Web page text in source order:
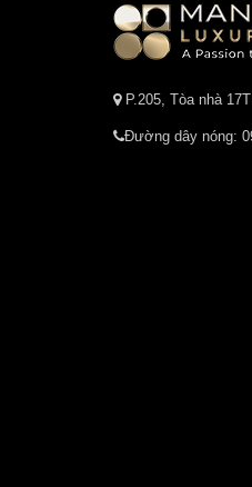
P.205, Tòa nhà
Đường dây nóng: